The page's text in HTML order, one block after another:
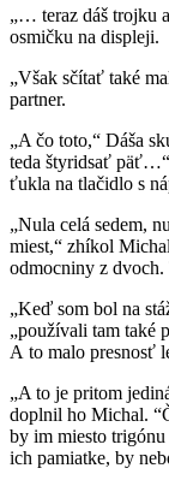
„… teraz dáš trojku a
osmičku na displeji.
„Však sčítať také
partner.
„A čo toto,“ Dáša
teda štyridsať
ťukla na tlačidlo s
„Nula celá sedem,
miest,“ zhíkol
odmocniny z
„Keď som bol na
„používali tam také
A to malo presnosť
„A to je pritom
doplnil ho Michal.
by im miesto
ich pamiatke, by